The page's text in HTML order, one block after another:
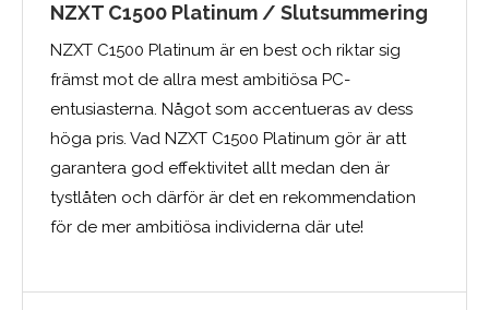
NZXT C1500 Platinum / Slutsummering
NZXT C1500 Platinum är en best och riktar sig
främst mot de allra mest ambitiösa PC-
entusiasterna. Något som accentueras av dess
höga pris. Vad NZXT C1500 Platinum gör är att
garantera god effektivitet allt medan den är
tystlåten och därför är det en rekommendation
för de mer ambitiösa individerna där ute!